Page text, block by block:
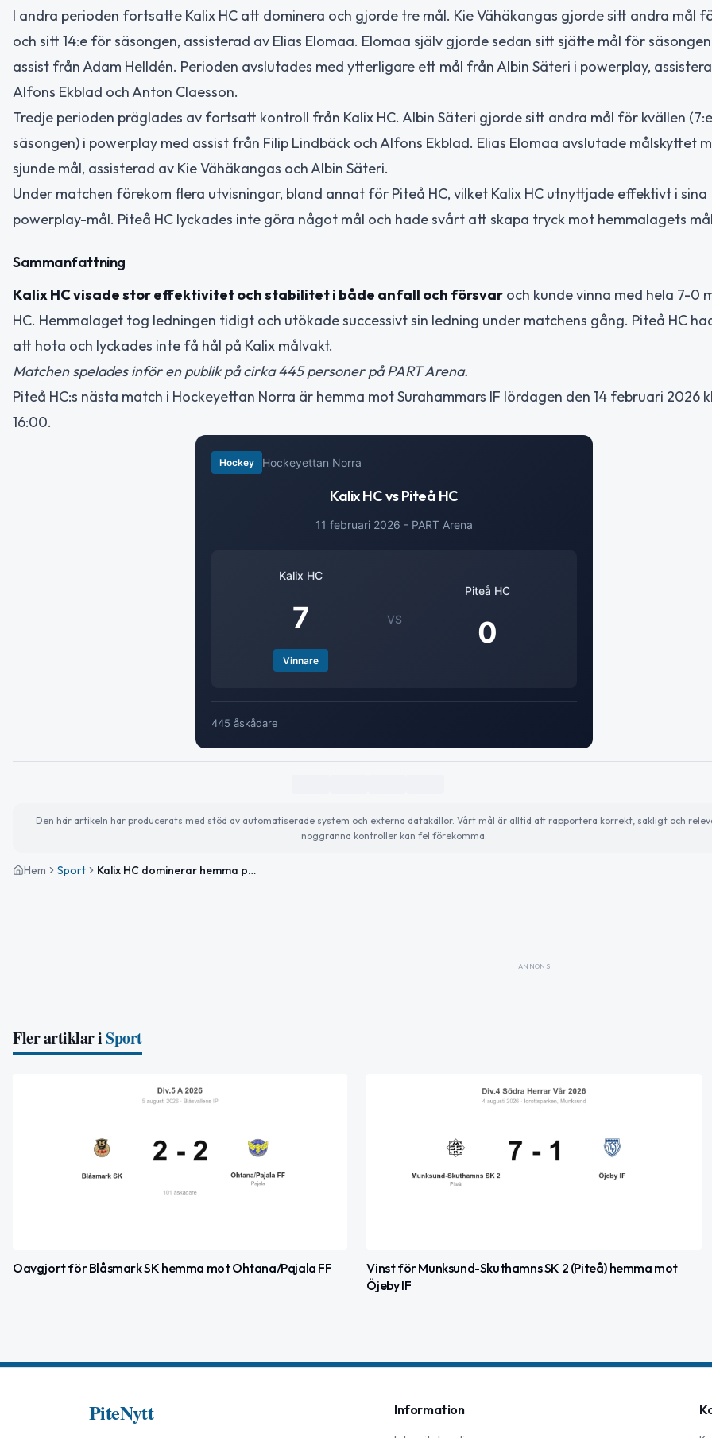
I andra perioden fortsatte Kalix HC att dominera och gjorde tre mål. Kie Vähäkangas gjorde sitt andra mål
och sitt 14:e för säsongen, assisterad av Elias Elomaa. Elomaa själv gjorde sedan sitt sjätte mål för
assist från Adam Helldén. Perioden avslutades med ytterligare ett mål från Albin Säteri i powerplay,
Alfons Ekblad och Anton Claesson.
Tredje perioden präglades av fortsatt kontroll från Kalix HC. Albin Säteri gjorde sitt andra mål för kvällen
säsongen) i powerplay med assist från Filip Lindbäck och Alfons Ekblad. Elias Elomaa avslutade målskyttet
sjunde mål, assisterad av Kie Vähäkangas och Albin Säteri.
Under matchen förekom flera utvisningar, bland annat för Piteå HC, vilket Kalix HC utnyttjade effektivt i sina
powerplay-mål. Piteå HC lyckades inte göra något mål och hade svårt att skapa tryck mot hemmalagets
Sammanfattning
Kalix HC visade stor effektivitet och stabilitet i både anfall och försvar och kunde vinna med hela 7-0
HC. Hemmalaget tog ledningen tidigt och utökade successivt sin ledning under matchens gång. Piteå HC
att hota och lyckades inte få hål på Kalix målvakt.
Matchen spelades inför en publik på cirka 445 personer på PART Arena.
Piteå HC:s nästa match i Hockeyettan Norra är hemma mot Surahammars IF lördagen den 14 februari 2026
16:00.
Hockey Hockeyettan Norra
Kalix HC vs Piteå HC
11 februari 2026 - PART Arena
Kalix HC
7
Vinnare
VS
Piteå HC
0
445 åskådare
Den här artikeln har producerats med stöd av automatiserade system och externa datakällor. Vårt mål är alltid att rapportera korrekt, sakligt och
noggranna kontroller kan fel förekomma.
Hem Sport Kalix HC dominerar hemma på PART Arena i Hockeyettan Norra
ANNONS
Fler artiklar iSport
Oavgjort för Blåsmark SK hemma mot Ohtana/Pajala FF
Vinst för Munksund-Skuthamns SK 2 (Piteå) hemma mot
Öjeby IF
PiteNytt Information